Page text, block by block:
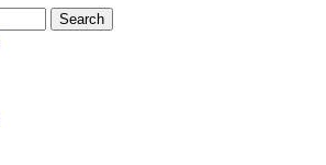
Search